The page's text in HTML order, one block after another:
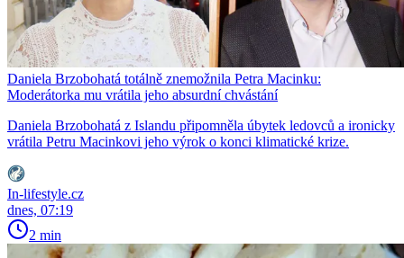
Daniela Brzobohatá totálně znemožnila Petra Macinku:
Moderátorka mu vrátila jeho absurdní chvástání
Daniela Brzobohatá z Islandu připomněla úbytek ledovců a ironicky
vrátila Petru Macinkovi jeho výrok o konci klimatické krize.
In-lifestyle.cz
dnes, 07:19
2 min